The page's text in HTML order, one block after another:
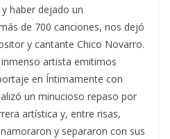
haber dejado un
de 700 canciones, nos dejó
y cantante Chico Novarro.
artista emitimos
en Íntimamente con
un minucioso repaso por
artística y, entre risas,
y separaron con sus